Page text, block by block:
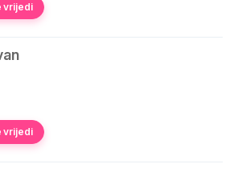
vrijedi
vrijedi